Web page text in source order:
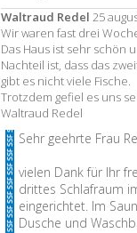
Waltraud Redel 25
Wir waren fast drei
Das Haus ist sehr schön
Nachteil ist, dass das
gibt es nicht viele Fische.
Trotzdem gefiel es uns
Waltraud Redel
Sehr geehrte Frau
vielen Dank für Ihr
drittes Schlafraum
eingerichtet. Im
Dusche und